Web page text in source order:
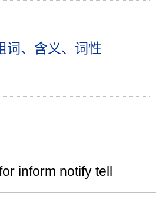
词、含义、词性
inform notify tell